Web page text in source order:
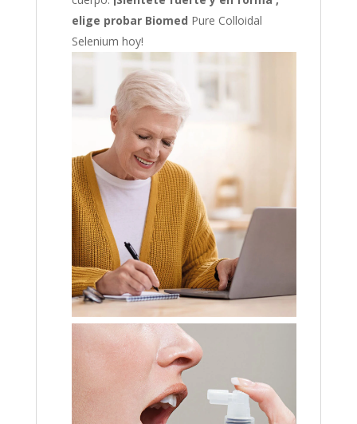
elige probar Biomed Pure Colloidal
Selenium hoy!